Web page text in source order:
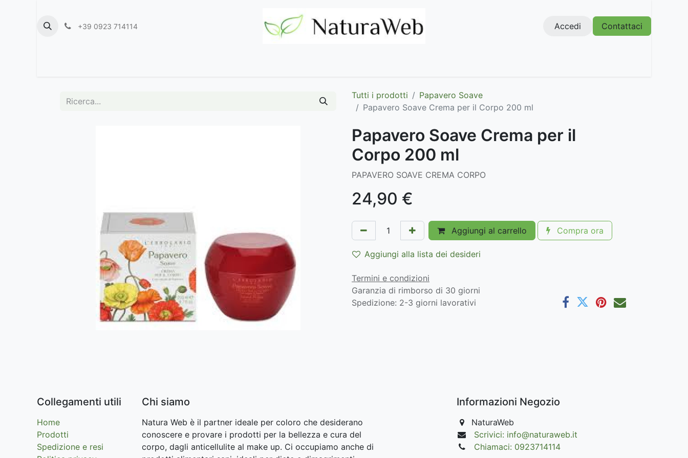
+39 0923 714114 Accedi Contattaci
Tutti i prodotti
Papavero Soave
Papavero Soave Crema per il Corpo 200 ml
Papavero Soave Crema per il
Corpo 200 ml
PAPAVERO SOAVE CREMA CORPO
24,90 €
Aggiungi al carrello Compra ora
Aggiungi alla lista dei desideri
Termini e condizioni
Garanzia di rimborso di 30 giorni
Spedizione: 2-3 giorni lavorativi
Collegamenti utili
Home
Prodotti
Spedizione e resi
Chi siamo
Natura Web è il partner ideale per coloro che desiderano
conoscere e provare i prodotti per la bellezza e cura del
corpo, dagli anticellulite al make up. Ci occupiamo anche di
Informazioni Negozio
NaturaWeb
Scrivici: info@naturaweb.it
Chiamaci: 0923714114